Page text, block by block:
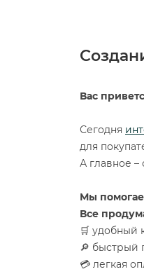
Вас
Сегодня
для
А главное
Мы
Все
🛒 удобный
🔎 быстрый
💳 легкая